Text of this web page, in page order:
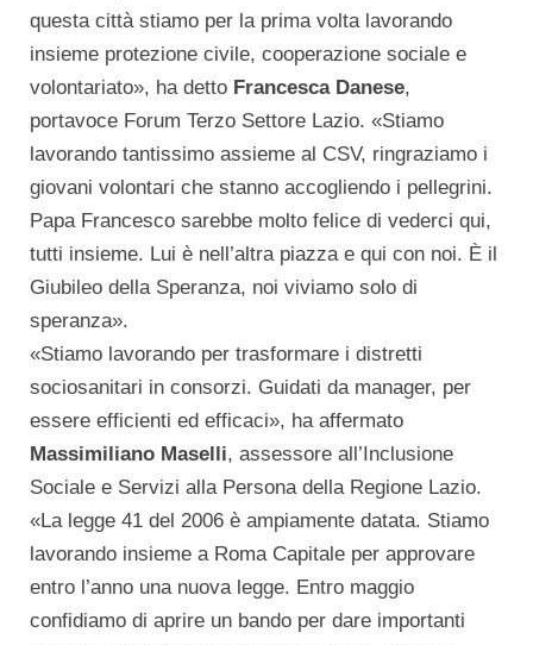
questa città stiamo per la prima volta lavorando
insieme protezione civile, cooperazione sociale e
volontariato», ha detto Francesca Danese,
portavoce Forum Terzo Settore Lazio. «Stiamo
lavorando tantissimo assieme al CSV, ringraziamo i
giovani volontari che stanno accogliendo i pellegrini.
Papa Francesco sarebbe molto felice di vederci qui,
tutti insieme. Lui è nell’altra piazza e qui con noi. È il
Giubileo della Speranza, noi viviamo solo di
speranza».
«Stiamo lavorando per trasformare i distretti
sociosanitari in consorzi. Guidati da manager, per
essere efficienti ed efficaci», ha affermato
Massimiliano Maselli, assessore all’Inclusione
Sociale e Servizi alla Persona della Regione Lazio.
«La legge 41 del 2006 è ampiamente datata. Stiamo
lavorando insieme a Roma Capitale per approvare
entro l’anno una nuova legge. Entro maggio
confidiamo di aprire un bando per dare importanti